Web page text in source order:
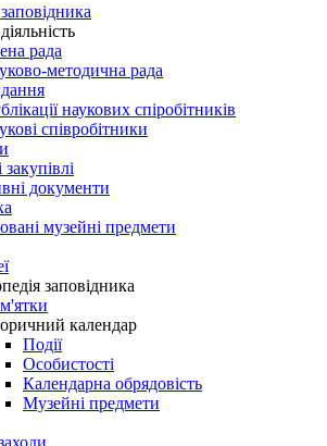
рада
методична рада
наукових спіробітників
співробітники
документи
музейні предмети
заповідника
календар
Події
Особистості
Календарна обрядовість
Музейні предмети